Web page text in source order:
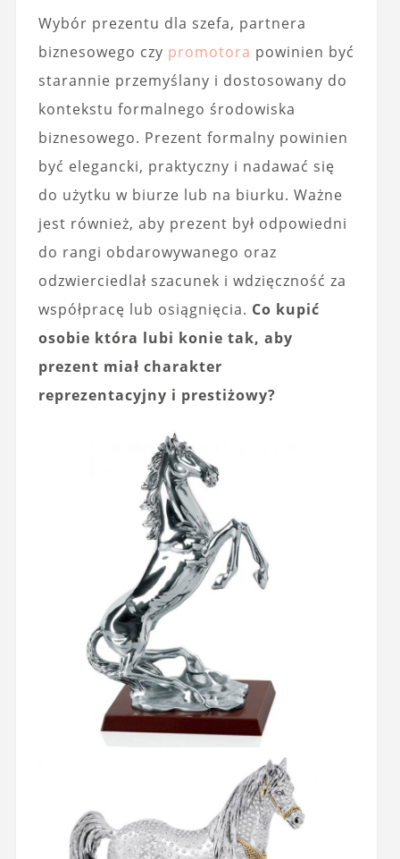
Wybór prezentu dla szefa, partnera
biznesowego czy promotora powinien być
starannie przemyślany i dostosowany do
kontekstu formalnego środowiska
biznesowego. Prezent formalny powinien
być elegancki, praktyczny i nadawać się
do użytku w biurze lub na biurku. Ważne
jest również, aby prezent był odpowiedni
do rangi obdarowywanego oraz
odzwierciedlał szacunek i wdzięczność za
współpracę lub osiągnięcia. Co kupić
osobie która lubi konie tak, aby
prezent miał charakter
reprezentacyjny i prestiżowy?